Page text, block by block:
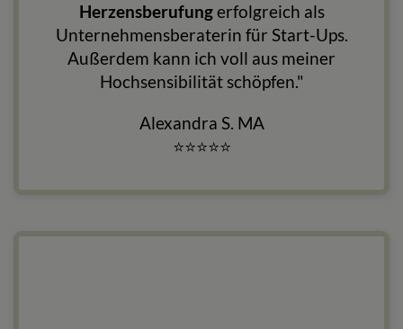
Herzensberufungerfolgreich als
Unternehmensberaterin für Start-Ups.
Außerdem kann ich voll aus meiner
Hochsensibilität schöpfen."
Alexandra S. MA
⭐⭐⭐⭐⭐